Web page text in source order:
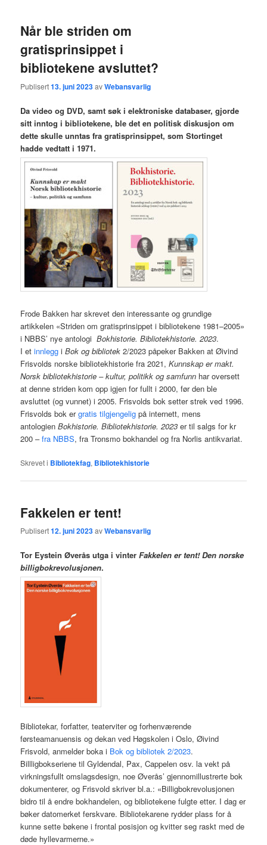
Når ble striden om
gratisprinsippet i
bibliotekene avsluttet?
Publisert13. juni 2023avWebansvarlig
Da video og DVD, samt søk i elektroniske databaser, gjorde
sitt inntog i bibliotekene, ble det en politisk diskusjon om
dette skulle unntas fra gratisprinsippet, som Stortinget
hadde vedtatt i 1971.
Frode Bakken har skrevet den interessante og grundige
artikkelen «Striden om gratisprinsippet i bibliotekene 1981–2005»
i NBBS’ nye antologiBokhistorie. Bibliotekhistorie. 2023.
I etinnlegg iBok og bibliotek 2/2023 påpeker Bakken at Øivind
Frisvolds norske bibliotekhistorie fra 2021,Kunnskap er makt.
Norsk bibliotekhistorie – kultur, politikk og samfunn har oversett
at denne striden kom opp igjen for fullt i 2000, før den ble
avsluttet (og vunnet) i 2005. Frisvolds bok setter strek ved 1996.
Frisvolds bok ergratis tilgjengelig på internett, mens
antologienBokhistorie. Bibliotekhistorie. 2023er til salgs for kr
200 –fra NBBS, fra Tronsmo bokhandel og fra Norlis antikvariat.
Skrevet i Bibliotekfag, Bibliotekhistorie
Fakkelen er tent!
Publisert12. juni 2023avWebansvarlig
Tor Eystein Øverås utga i vinterFakkelen er tent! Den norske
billigbokrevolusjonen.
Bibliotekar, forfatter, teaterviter og forhenværende
førsteamanuensis og dekan ved Høgskolen i Oslo, Øivind
Frisvold, anmelder boka i Bok og bibliotek 2/2023.
Billligbokseriene til Gyldendal, Pax, Cappelen osv. la vekt på
virkningsfullt omslagsdesign, noe Øverås’ gjennomillustrerte bok
dokumenterer, og Frisvold skriver bl.a.: «Billigbokrevolusjonen
bidro til å endre bokhandelen, og bibliotekene fulgte etter. I dag er
bøker datomerket ferskvare. Bibliotekarene rydder plass for å
kunne sette bøkene i frontal posisjon og kvitter seg raskt med de
døde hyllevarmerne.»